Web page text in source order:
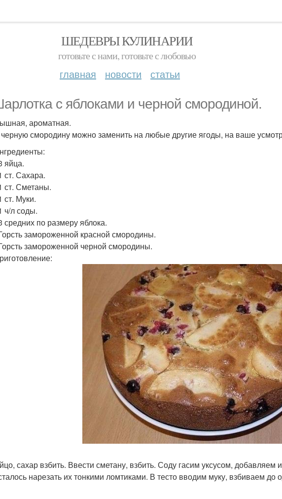
ШЕДЕВРЫ КУЛИНАРИИ
готовьте с нами, готовьте с любовью
главная новости статьи
с яблоками и черной смородиной.
ароматная.
смородину можно заменить на любые другие ягоды, на ваше
яйца.
ст. Сахара.
ст. Сметаны.
ст. Муки.
ч/л соды.
средних по размеру яблока.
замороженной красной смородины.
замороженной черной смородины.
сахар взбить. Ввести сметану, взбить. Соду гасим уксусом,
нарезать их тонкими ломтиками. В тесто вводим муку, взбиваем до